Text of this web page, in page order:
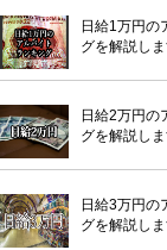
日給1万円の
グを解説し
日給2万円の
グを解説し
日給3万円の
グを解説し